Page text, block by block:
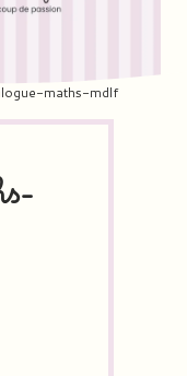
maths-mdlf